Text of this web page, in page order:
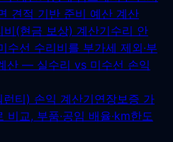
견적 기반 준비 예산 계산
(현금 보상) 계산기수리 안
수선 수리비를 부가세 제외·부
산 — 실수리 vs 미수선 손익
티) 손익 계산기연장보증 가
비교, 부품·공임 배율·km한도